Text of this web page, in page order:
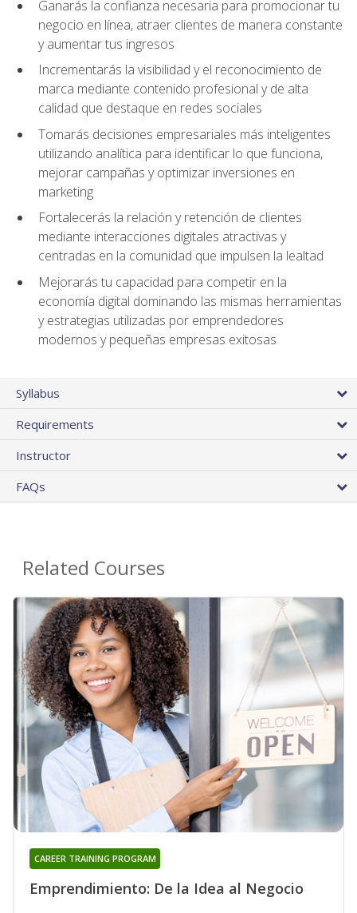
Ganarás la confianza necesaria para promocionar tu
negocio en línea, atraer clientes de manera constante
y aumentar tus ingresos
Incrementarás la visibilidad y el reconocimiento de
marca mediante contenido profesional y de alta
calidad que destaque en redes sociales
Tomarás decisiones empresariales más inteligentes
utilizando analítica para identificar lo que funciona,
mejorar campañas y optimizar inversiones en
marketing
Fortalecerás la relación y retención de clientes
mediante interacciones digitales atractivas y
centradas en la comunidad que impulsen la lealtad
Mejorarás tu capacidad para competir en la
economía digital dominando las mismas herramientas
y estrategias utilizadas por emprendedores
modernos y pequeñas empresas exitosas
Syllabus
Requirements
Instructor
FAQs
Related Courses
Emprendimiento: De la Idea al Negocio
CAREER TRAINING PROGRAM